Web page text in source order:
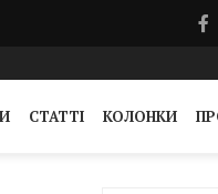
СТАТТІ КОЛОНКИ